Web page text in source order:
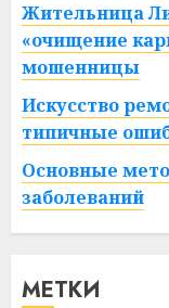
Жительница
«очищение
мошенницы
Искусство
типичные
Основные
заболеваний
МЕТКИ